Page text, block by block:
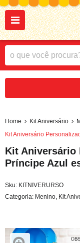
Home Kit Aniversário
Kit Aniversário
Kit Aniversário
Príncipe Azul
Sku: KITNIVERURSO
Categoria: Menino Kit